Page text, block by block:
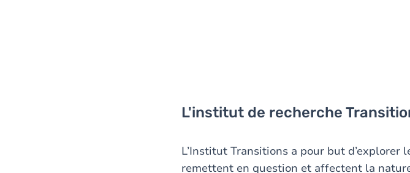
L'institut de recherche
L’Institut Transitions a pour but
remettent en question et affectent la